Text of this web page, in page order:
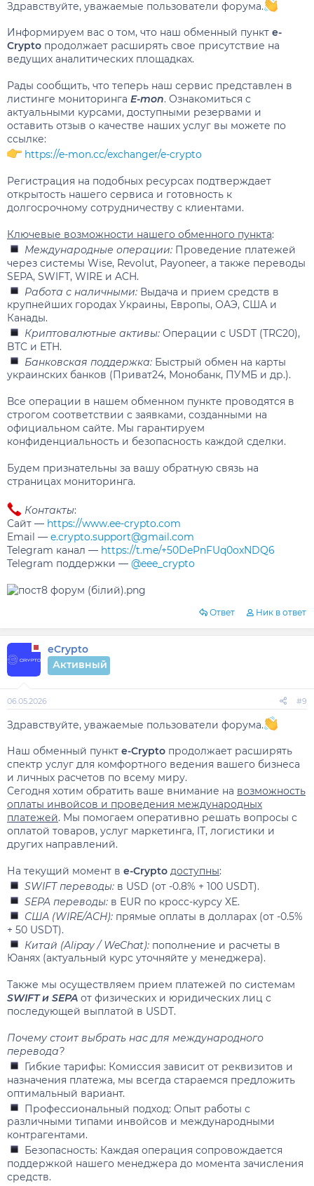
Здравствуйте, уважаемые пользователи форума.
Информируем вас о том, что наш обменный пункт e-
Crypto продолжает расширять свое присутствие на
ведущих аналитических площадках.
Рады сообщить, что теперь наш сервис представлен в
листинге мониторинга E-mon. Ознакомиться с
актуальными курсами, доступными резервами и
оставить отзыв о качестве наших услуг вы можете по
ссылке:
https://e-mon.cc/exchanger/e-crypto
Регистрация на подобных ресурсах подтверждает
открытость нашего сервиса и готовность к
долгосрочному сотрудничеству с клиентами.
Ключевые возможности нашего обменного пункта:
Международные операции:Проведение платежей
через системы Wise, Revolut, Payoneer, а также переводы
SEPA, SWIFT, WIRE и ACH.
Работа с наличными:Выдача и прием средств в
крупнейших городах Украины, Европы, ОАЭ, США и
Канады.
Криптовалютные активы:Операции с USDT (TRC20),
BTC и ETH.
Банковская поддержка:Быстрый обмен на карты
украинских банков (Приват24, Монобанк, ПУМБ и др.).
Все операции в нашем обменном пункте проводятся в
строгом соответствии с заявками, созданными на
официальном сайте. Мы гарантируем
конфиденциальность и безопасность каждой сделки.
Будем признательны за вашу обратную связь на
страницах мониторинга.
Контакты:
Сайт — https://www.ee-crypto.com
Email — e.crypto.support@gmail.com
Telegram канал — https://t.me/+50DePnFUq0oxNDQ6
Telegram поддержки — @eee_crypto
Ответ Ник в ответ
eCrypto
Активный
06.05.2026 #9
Здравствуйте, уважаемые пользователи форума.
Наш обменный пункт e-Crypto продолжает расширять
спектр услуг для комфортного ведения вашего бизнеса
и личных расчетов по всему миру.
Сегодня хотим обратить ваше внимание на возможность
оплаты инвойсов и проведения международных
платежей. Мы помогаем оперативно решать вопросы с
оплатой товаров, услуг маркетинга, IT, логистики и
других направлений.
На текущий момент в e-Crypto доступны:
SWIFT переводы:в USD (от -0.8% + 100 USDT).
SEPA переводы:в EUR по кросс-курсу XE.
США (WIRE/ACH):прямые оплаты в долларах (от -0.5%
+ 50 USDT).
Китай (Alipay / WeChat):пополнение и расчеты в
Юанях (актуальный курс уточняйте у менеджера).
Также мы осуществляем прием платежей по системам
SWIFT и SEPA от физических и юридических лиц с
последующей выплатой в USDT.
Почему стоит выбрать нас для международного
перевода?
Гибкие тарифы: Комиссия зависит от реквизитов и
назначения платежа, мы всегда стараемся предложить
оптимальный вариант.
Профессиональный подход: Опыт работы с
различными типами инвойсов и международными
контрагентами.
Безопасность: Каждая операция сопровождается
поддержкой нашего менеджера до момента зачисления
средств.